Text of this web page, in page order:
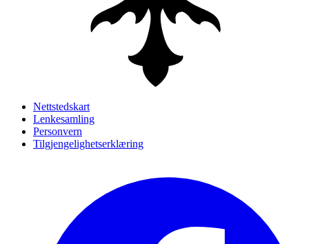
Nettstedskart
Lenkesamling
Personvern
Tilgjengelighetserklæring